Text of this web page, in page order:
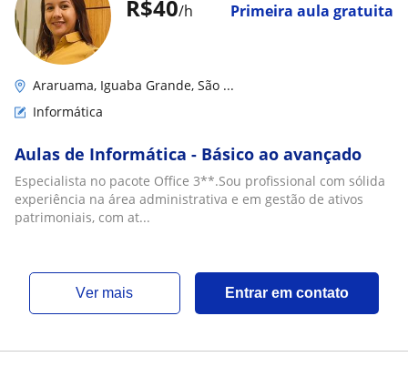
R$40/h Primeira aula gratuita
Araruama, Iguaba Grande, São ...
Informática
Aulas de Informática - Básico ao avançado
Especialista no pacote Office 3**.Sou profissional com sólida
experiência na área administrativa e em gestão de ativos
patrimoniais, com at...
ver mais Entrar em contato